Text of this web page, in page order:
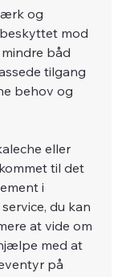
og
mod
båd
tilgang
behov og
eller
til det
i
du kan
at vide om
med at
på